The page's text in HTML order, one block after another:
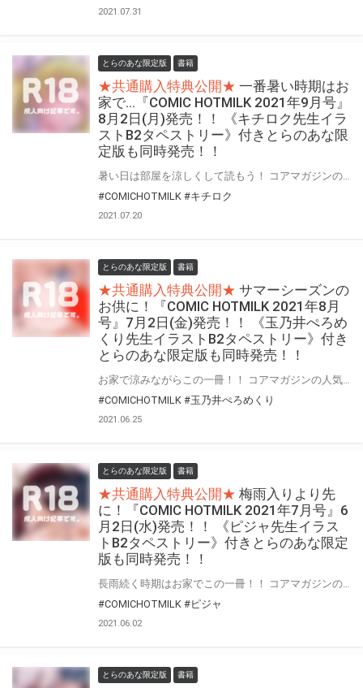
2021.07.31
とらのあな限定版 書籍
★共通購入特典公開★ 一番暑い時期はお
家で…『COMIC HOTMILK 2021年9月号』
8月2日(月)発売！！ 《キチロク先生イラ
ストB2タペストリー》付きとらのあな限
定版も同時発売！！
#COMICHOTMILK #キチロク
2021.07.20
とらのあな限定版 書籍
★共通購入特典公開★ サマーシーズンの
お供に！『COMIC HOTMILK 2021年8月
号』7月2日(金)発売！！ 《玉乃井ぺろめ
くり先生イラストB2タペストリー》付き
とらのあな限定版も同時発売！！
#COMICHOTMILK #玉乃井ぺろめくり
2021.06.25
とらのあな限定版 書籍
★共通購入特典公開★ 梅雨入りより先
に！『COMIC HOTMILK 2021年7月号』6
月2日(水)発売！！ 《ピジャ先生イラス
トB2タペストリー》付きとらのあな限定
版も同時発売！！
#COMICHOTMILK #ピジャ
2021.06.02
とらのあな限定版 書籍